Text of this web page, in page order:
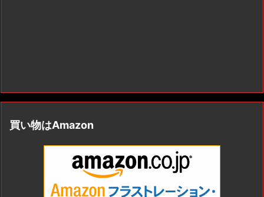
買い物はAmazon